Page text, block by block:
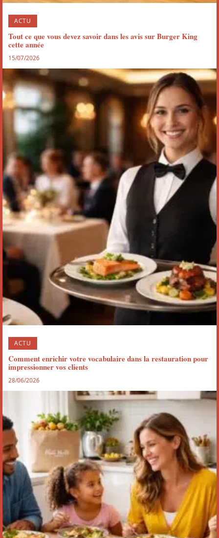
ACTU
Tout ce que vous devez savoir dans les avis sur Burger King
cette année
15/07/2026
ACTU
Comment enrichir votre vocabulaire dans la restauration pour
impressionner vos clients
28/06/2026